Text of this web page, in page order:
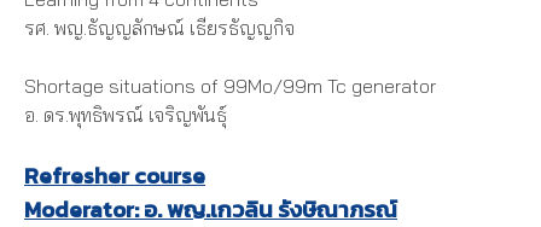
รศ. พญ.ธัญญลักษณ์ เธียรธัญญกิจ
Shortage situations of 99Mo/99m Tc generator
อ. ดร.พุทธิพรณ์ เจริญพันธุ์
Refresher course
Moderator: อ. พญ.เกวลิน รังษิณาภรณ์